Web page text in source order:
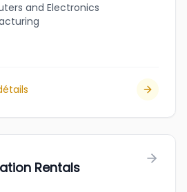
and Electronics
Rentals